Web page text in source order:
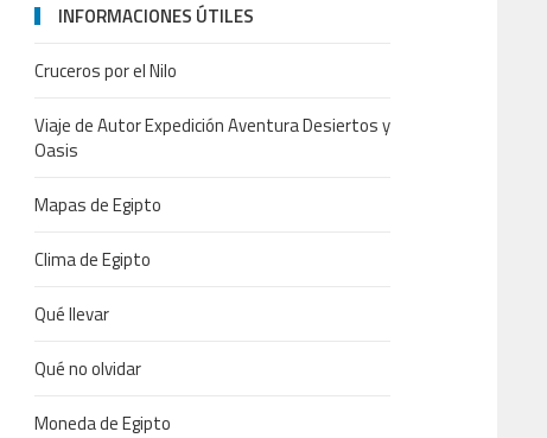
INFORMACIONES ÚTILES
Cruceros por el Nilo
Viaje de Autor Expedición Aventura Desiertos y
Oasis
Mapas de Egipto
Clima de Egipto
Qué llevar
Qué no olvidar
Moneda de Egipto